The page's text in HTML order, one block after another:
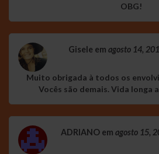
OBG!
Gisele em agosto 14,
Muito obrigada à todos os
Vocês são demais. Vida longa
ADRIANO em agosto 15,